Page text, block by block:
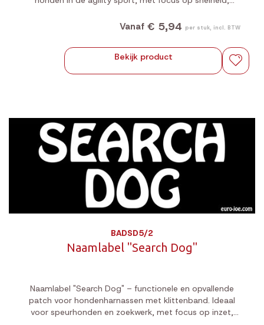
Vanaf € 5,94 per stuk, incl. BTW
Bekijk product
BADSD5/2
Naamlabel "Search Dog"
Naamlabel "Search Dog" – functionele en opvallende
patch voor hondenharnassen met klittenband. Ideaal
voor speurhonden en zoekwerk, met focus op inzet,